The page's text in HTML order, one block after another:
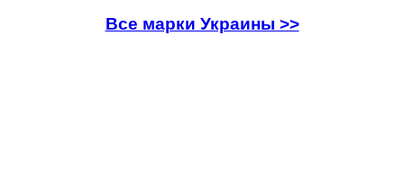
Все марки Украины >>